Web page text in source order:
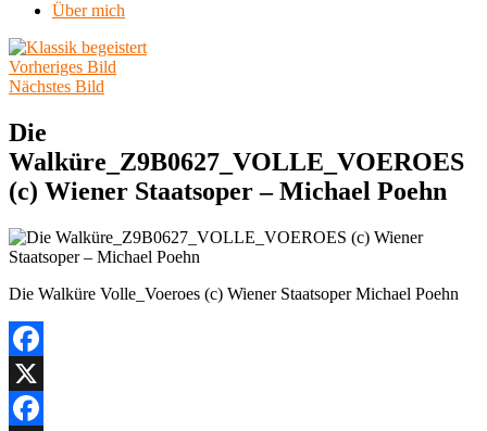
Über mich
Vorheriges Bild
Nächstes Bild
Die
Walküre_Z9B0627_VOLLE_VOEROES
(c) Wiener Staatsoper – Michael Poehn
Die Walküre Volle_Voeroes (c) Wiener Staatsoper Michael Poehn
Facebook
X